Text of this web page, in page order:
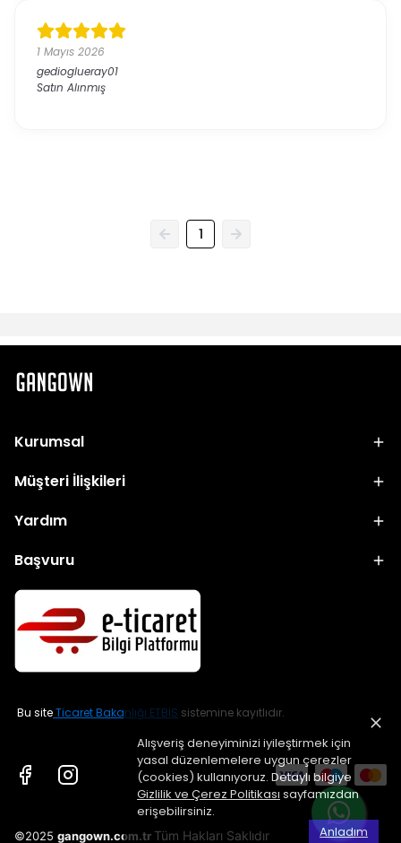
Alışveriş deneyiminizi iyileştirmek için
yasal düzenlemelere uygun çerezler
(cookies) kullanıyoruz. Detaylı bilgiye
Gizlilik ve Çerez Politikası sayfamızdan
erişebilirsiniz.
Anladım
1 Mayıs 2026
gedioglueray01
Satın Alınmış
1
Kurumsal
Müşteri İlişkileri
Yardım
Başvuru
Bu siteTicaret Bakanlığı ETBİS sistemine kayıtlıdır.
©2025 gangown.com.tr Tüm Hakları Saklıdır